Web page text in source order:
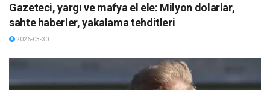
Gazeteci, yargı ve mafya el ele: Milyon dolarlar,
sahte haberler, yakalama tehditleri
2026-03-30